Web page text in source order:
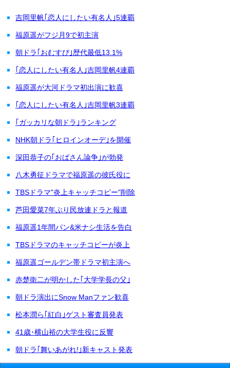
吉岡里帆｢恋人にしたい有名人｣5連覇
福原遥がフジ月9で初主演
朝ドラ｢おむすび｣歴代最低13.1%
｢恋人にしたい有名人｣吉岡里帆4連覇
福原遥が大河ドラマ初出演に歓喜
｢恋人にしたい有名人｣吉岡里帆3連覇
｢ガッカリな朝ドラ｣ランキング
NHK朝ドラ｢ヒロインオーデ｣を開催
深田恭子の｢おばさん論争｣が勃発
八木勇征ドラマで福原遥の彼氏役に
TBSドラマ"炎上キャッチコピー"削除
芦田愛菜7年ぶり民放連ドラと報道
福原遥1年間パン&米ナシ生活を告白
TBSドラマのキャッチコピーが炎上
福原遥ゴールデン帯ドラマ初主演へ
赤楚衛二が明かした｢大学学長の父｣
朝ドラ演出にSnow Manファン歓喜
松本潤ら｢紅白｣ゲスト審査員発表
41歳･横山裕の大学生役に反響
朝ドラ｢舞いあがれ!｣新キャスト発表